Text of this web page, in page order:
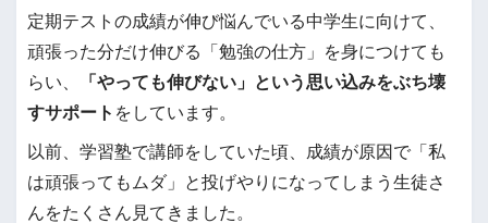
定期テストの成績が伸び悩んでいる中学生に向けて、
頑張った分だけ伸びる「勉強の仕方」を身につけても
らい、
「やっても伸びない」という思い込みをぶち壊
すサポート をしています。
以前、学習塾で講師をしていた頃、成績が原因で「私
は頑張ってもムダ」と投げやりになってしまう生徒さ
んをたくさん見てきました。